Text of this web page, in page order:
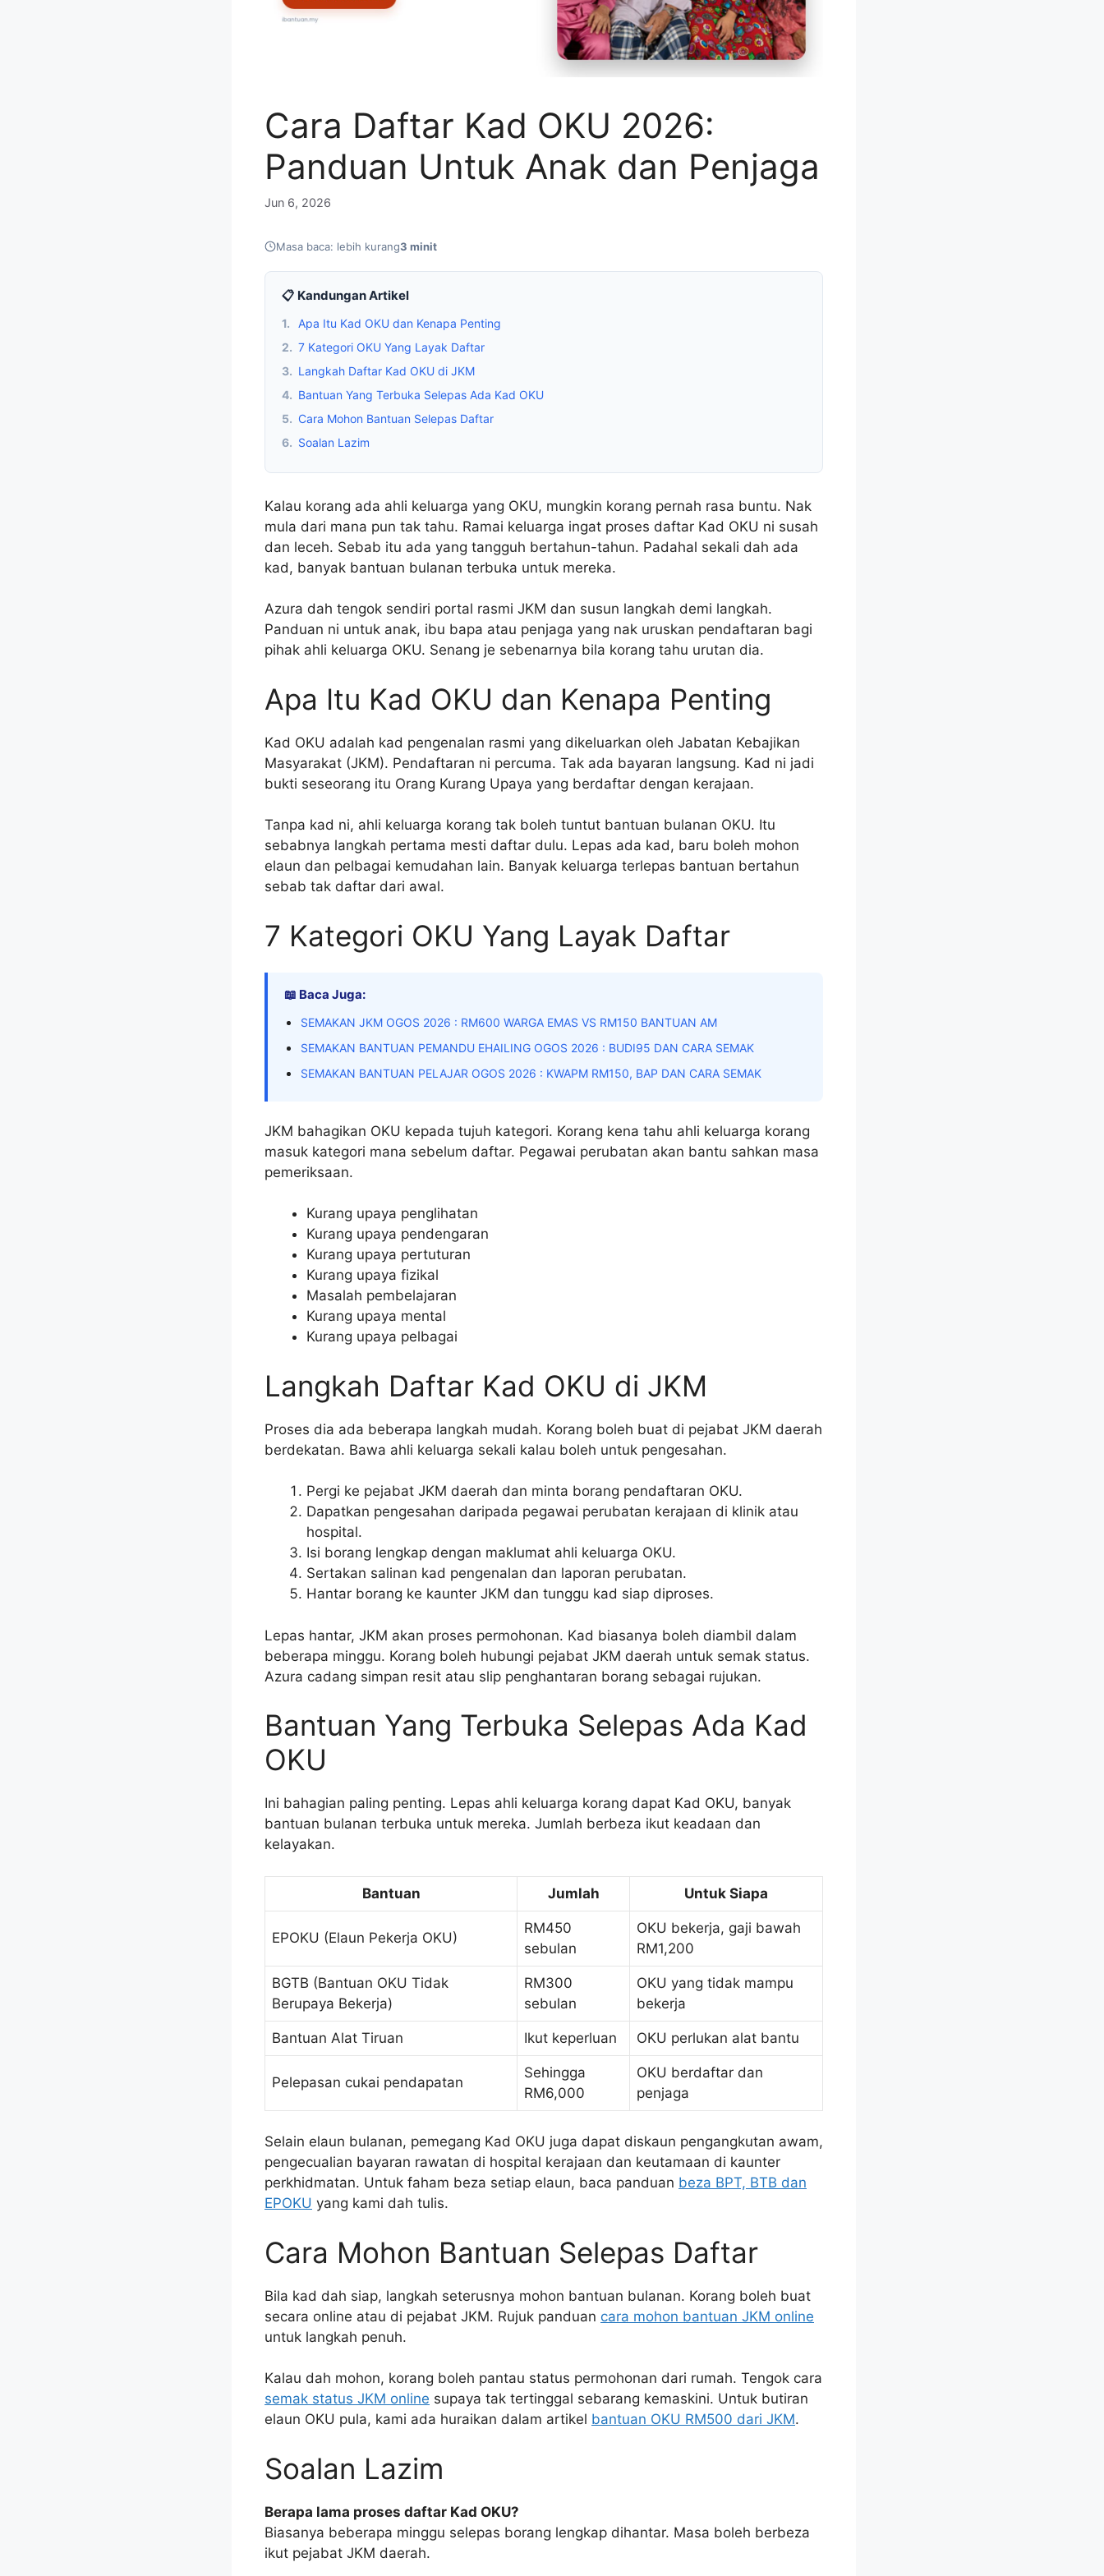
Cara Daftar Kad OKU 2026:
Panduan Untuk Anak dan Penjaga
Jun 6, 2026
Masa baca: lebih kurang3 minit
📋 Kandungan Artikel
1.
Apa Itu Kad OKU dan Kenapa Penting
2. 7 Kategori OKU Yang Layak Daftar
3. Langkah Daftar Kad OKU di JKM
4. Bantuan Yang Terbuka Selepas Ada Kad OKU
5. Cara Mohon Bantuan Selepas Daftar
6. Soalan Lazim
Kalau korang ada ahli keluarga yang OKU, mungkin korang pernah rasa buntu. Nak
mula dari mana pun tak tahu. Ramai keluarga ingat proses daftar Kad OKU ni susah
dan leceh. Sebab itu ada yang tangguh bertahun-tahun. Padahal sekali dah ada
kad, banyak bantuan bulanan terbuka untuk mereka.
Azura dah tengok sendiri portal rasmi JKM dan susun langkah demi langkah.
Panduan ni untuk anak, ibu bapa atau penjaga yang nak uruskan pendaftaran bagi
pihak ahli keluarga OKU. Senang je sebenarnya bila korang tahu urutan dia.
Apa Itu Kad OKU dan Kenapa Penting
Kad OKU adalah kad pengenalan rasmi yang dikeluarkan oleh Jabatan Kebajikan
Masyarakat (JKM). Pendaftaran ni percuma. Tak ada bayaran langsung. Kad ni jadi
bukti seseorang itu Orang Kurang Upaya yang berdaftar dengan kerajaan.
Tanpa kad ni, ahli keluarga korang tak boleh tuntut bantuan bulanan OKU. Itu
sebabnya langkah pertama mesti daftar dulu. Lepas ada kad, baru boleh mohon
elaun dan pelbagai kemudahan lain. Banyak keluarga terlepas bantuan bertahun
sebab tak daftar dari awal.
7 Kategori OKU Yang Layak Daftar
📖 Baca Juga:
SEMAKAN JKM OGOS 2026 : RM600 WARGA EMAS VS RM150 BANTUAN AM
SEMAKAN BANTUAN PEMANDU EHAILING OGOS 2026 : BUDI95 DAN CARA SEMAK
SEMAKAN BANTUAN PELAJAR OGOS 2026 : KWAPM RM150, BAP DAN CARA SEMAK
JKM bahagikan OKU kepada tujuh kategori. Korang kena tahu ahli keluarga korang
masuk kategori mana sebelum daftar. Pegawai perubatan akan bantu sahkan masa
pemeriksaan.
Kurang upaya penglihatan
Kurang upaya pendengaran
Kurang upaya pertuturan
Kurang upaya fizikal
Masalah pembelajaran
Kurang upaya mental
Kurang upaya pelbagai
Langkah Daftar Kad OKU di JKM
Proses dia ada beberapa langkah mudah. Korang boleh buat di pejabat JKM daerah
berdekatan. Bawa ahli keluarga sekali kalau boleh untuk pengesahan.
Pergi ke pejabat JKM daerah dan minta borang pendaftaran OKU.
Dapatkan pengesahan daripada pegawai perubatan kerajaan di klinik atau
hospital.
Isi borang lengkap dengan maklumat ahli keluarga OKU.
Sertakan salinan kad pengenalan dan laporan perubatan.
Hantar borang ke kaunter JKM dan tunggu kad siap diproses.
Lepas hantar, JKM akan proses permohonan. Kad biasanya boleh diambil dalam
beberapa minggu. Korang boleh hubungi pejabat JKM daerah untuk semak status.
Azura cadang simpan resit atau slip penghantaran borang sebagai rujukan.
Bantuan Yang Terbuka Selepas Ada Kad
OKU
Ini bahagian paling penting. Lepas ahli keluarga korang dapat Kad OKU, banyak
bantuan bulanan terbuka untuk mereka. Jumlah berbeza ikut keadaan dan
kelayakan.
Bantuan Jumlah Untuk Siapa
EPOKU (Elaun Pekerja OKU)
RM450
sebulan
OKU bekerja, gaji bawah
RM1,200
BGTB (Bantuan OKU Tidak
Berupaya Bekerja)
RM300
sebulan
OKU yang tidak mampu
bekerja
Bantuan Alat Tiruan Ikut keperluan OKU perlukan alat bantu
Pelepasan cukai pendapatan
Sehingga
RM6,000
OKU berdaftar dan
penjaga
Selain elaun bulanan, pemegang Kad OKU juga dapat diskaun pengangkutan awam,
pengecualian bayaran rawatan di hospital kerajaan dan keutamaan di kaunter
perkhidmatan. Untuk faham beza setiap elaun, baca panduan beza BPT, BTB dan
EPOKU yang kami dah tulis.
Cara Mohon Bantuan Selepas Daftar
Bila kad dah siap, langkah seterusnya mohon bantuan bulanan. Korang boleh buat
secara online atau di pejabat JKM. Rujuk panduan cara mohon bantuan JKM online
untuk langkah penuh.
Kalau dah mohon, korang boleh pantau status permohonan dari rumah. Tengok cara
semak status JKM online supaya tak tertinggal sebarang kemaskini. Untuk butiran
elaun OKU pula, kami ada huraikan dalam artikel bantuan OKU RM500 dari JKM.
Soalan Lazim
Berapa lama proses daftar Kad OKU?
Biasanya beberapa minggu selepas borang lengkap dihantar. Masa boleh berbeza
ikut pejabat JKM daerah.